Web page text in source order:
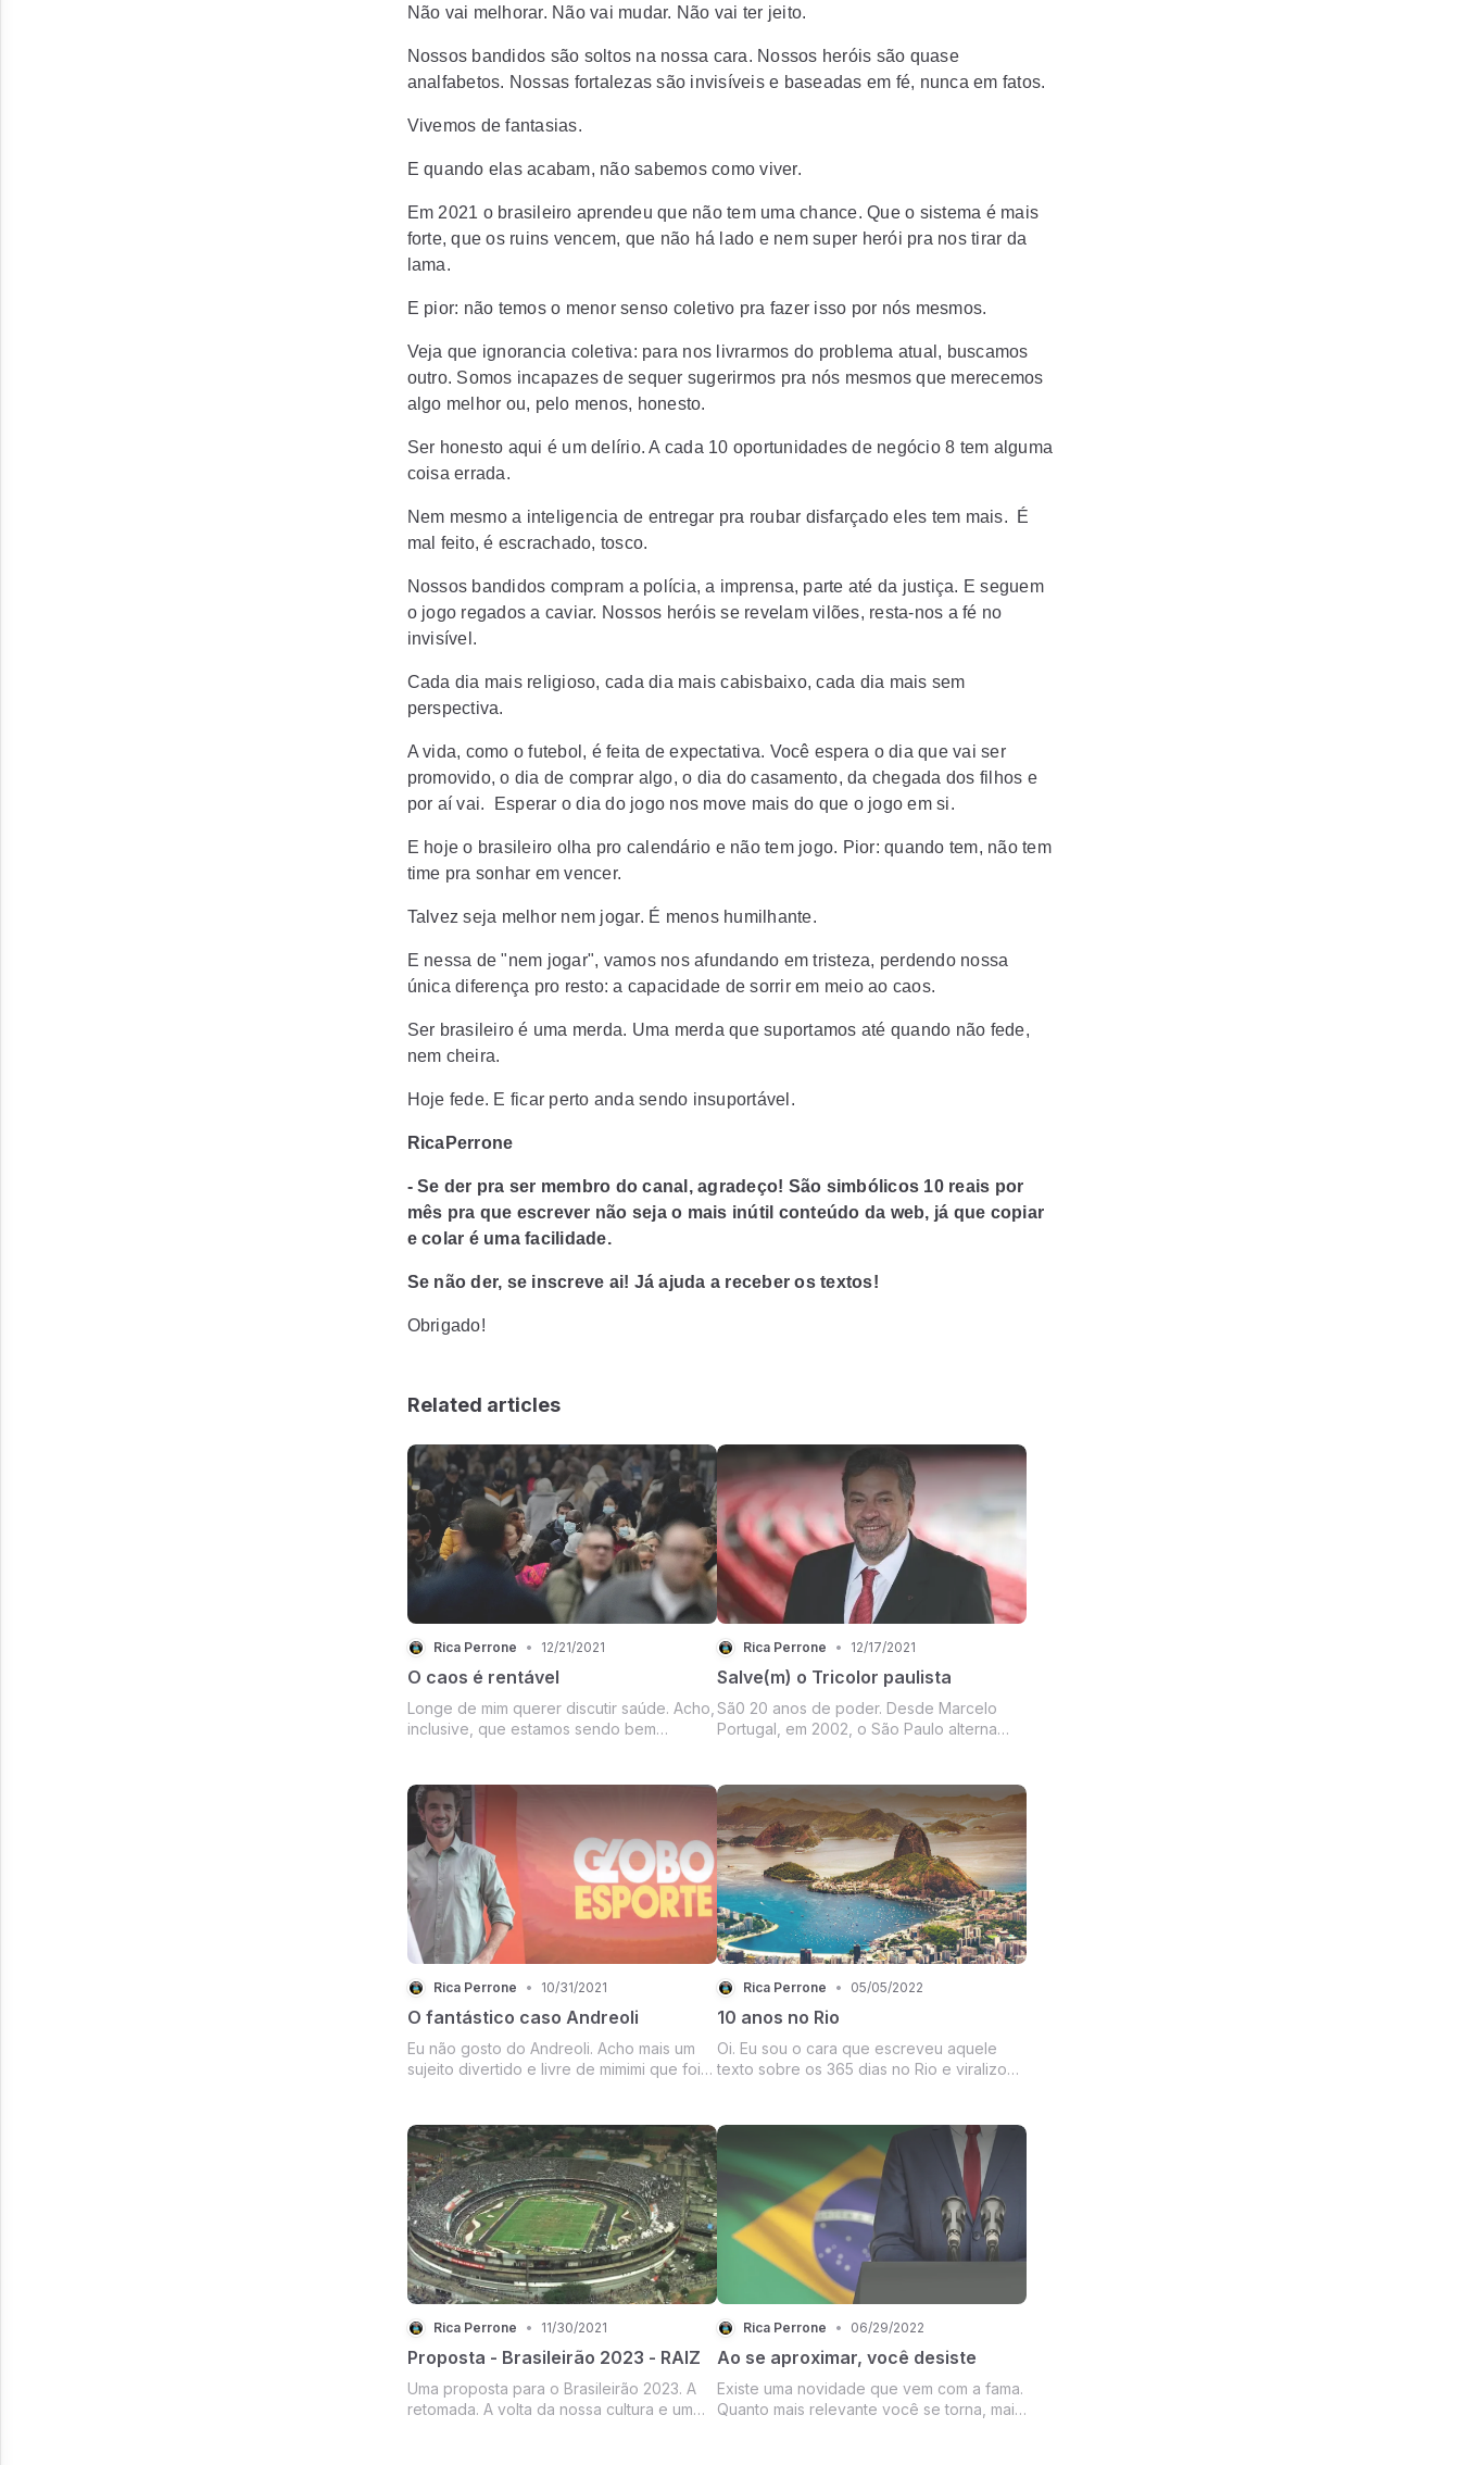
Não vai melhorar. Não vai mudar. Não vai ter jeito.
Nossos bandidos são soltos na nossa cara. Nossos heróis são quase
analfabetos. Nossas fortalezas são invisíveis e baseadas em fé, nunca em fatos.
Vivemos de fantasias.
E quando elas acabam, não sabemos como viver.
Em 2021 o brasileiro aprendeu que não tem uma chance. Que o sistema é mais
forte, que os ruins vencem, que não há lado e nem super herói pra nos tirar da
lama.
E pior: não temos o menor senso coletivo pra fazer isso por nós mesmos.
Veja que ignorancia coletiva: para nos livrarmos do problema atual, buscamos
outro. Somos incapazes de sequer sugerirmos pra nós mesmos que merecemos
algo melhor ou, pelo menos, honesto.
Ser honesto aqui é um delírio. A cada 10 oportunidades de negócio 8 tem alguma
coisa errada.
Nem mesmo a inteligencia de entregar pra roubar disfarçado eles tem mais. É
mal feito, é escrachado, tosco.
Nossos bandidos compram a polícia, a imprensa, parte até da justiça. E seguem
o jogo regados a caviar. Nossos heróis se revelam vilões, resta-nos a fé no
invisível.
Cada dia mais religioso, cada dia mais cabisbaixo, cada dia mais sem
perspectiva.
A vida, como o futebol, é feita de expectativa. Você espera o dia que vai ser
promovido, o dia de comprar algo, o dia do casamento, da chegada dos filhos e
por aí vai. Esperar o dia do jogo nos move mais do que o jogo em si.
E hoje o brasileiro olha pro calendário e não tem jogo. Pior: quando tem, não tem
time pra sonhar em vencer.
Talvez seja melhor nem jogar. É menos humilhante.
E nessa de "nem jogar", vamos nos afundando em tristeza, perdendo nossa
única diferença pro resto: a capacidade de sorrir em meio ao caos.
Ser brasileiro é uma merda. Uma merda que suportamos até quando não fede,
nem cheira.
Hoje fede. E ficar perto anda sendo insuportável.
RicaPerrone
- Se der pra ser membro do canal, agradeço! São simbólicos 10 reais por
mês pra que escrever não seja o mais inútil conteúdo da web, já que copiar
e colar é uma facilidade.
Se não der, se inscreve ai! Já ajuda a receber os textos!
Obrigado!
Related articles
Rica Perrone • 12/21/2021
O caos é rentável
Longe de mim querer discutir saúde. Acho,
inclusive, que estamos sendo bem
Rica Perrone • 12/17/2021
Salve(m) o Tricolor paulista
Sã0 20 anos de poder. Desde Marcelo
Portugal, em 2002, o São Paulo alterna
Rica Perrone • 10/31/2021
O fantástico caso Andreoli
Eu não gosto do Andreoli. Acho mais um
sujeito divertido e livre de mimimi que foi
saco da casa do que ser quem de fato é.
Ou era. Já nem sei de quem se trata.
Rica Perrone • 05/05/2022
10 anos no Rio
Oi. Eu sou o cara que escreveu aquele
texto sobre os 365 dias no Rio e viralizou,
Rica Perrone • 11/30/2021
Proposta - Brasileirão 2023 - RAIZ
Uma proposta para o Brasileirão 2023. A
retomada. A volta da nossa cultura e um
Rica Perrone • 06/29/2022
Ao se aproximar, você desiste
Existe uma novidade que vem com a fama.
Quanto mais relevante você se torna, mais